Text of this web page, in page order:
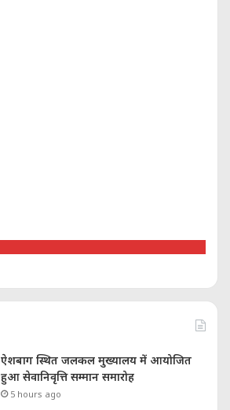
ऐशबाग स्थित जलकल मुख्यालय में आयोजित
हुआ सेवानिवृत्ति सम्मान समारोह
5 hours ago